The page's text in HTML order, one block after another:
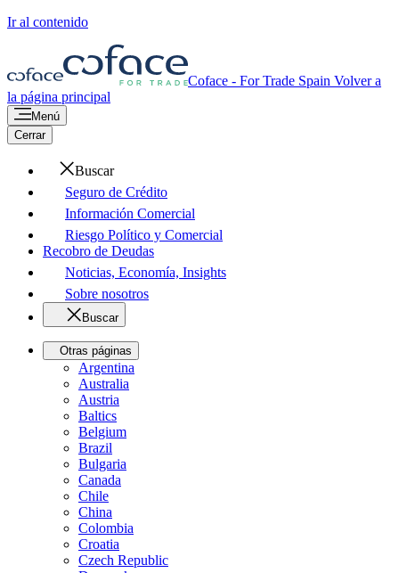
Ir al contenido
Coface - For Trade Spain Volver a
la página principal
Menú
Cerrar
Buscar
Seguro de Crédito
Información Comercial
Riesgo Político y Comercial
Recobro de Deudas
Noticias, Economía, Insights
Sobre nosotros
Buscar
Otras páginas
Argentina
Australia
Austria
Baltics
Belgium
Brazil
Bulgaria
Canada
Chile
China
Colombia
Croatia
Czech Republic